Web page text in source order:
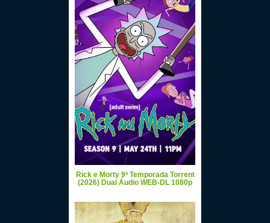
Rick e Morty 9ª Temporada Torrent
(2026) Dual Áudio WEB-DL 1080p